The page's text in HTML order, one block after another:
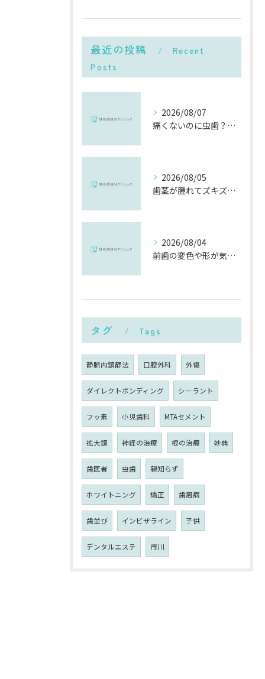
最近の投稿
Recent
Posts
2026/08/07
痛くないのに虫歯？「痛みのない虫歯」が進行する理由と発見方法
2026/08/05
歯茎が腫れてズキズキ痛む時の応急処置と、早めに受診すべき理由
2026/08/04
前歯の変色や形が気になる…削らずにきれいに整える「ダイレクトボンディング」とは？
タグ Tags
静脈内鎮静法 口腔外科 外傷
ダイレクトボンディング シーラント
フッ素 小児歯科 MTAセメント
拡大鏡 神経の治療 根の治療 妙典
歯医者 虫歯 親知らず
ホワイトニング 矯正 歯周病
歯並び インビザライン 子供
デンタルエステ 市川